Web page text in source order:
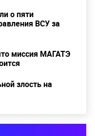
о пяти
ВСУ за
миссия МАГАТЭ
злость на